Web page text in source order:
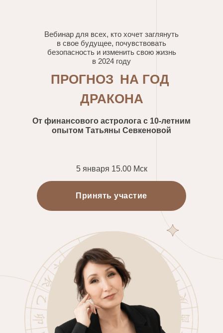
ПРОГНОЗ НА ГОД
ДРАКОНА
Вебинар для всех, кто хочет заглянуть
в свое будущее, почувствовать
безопасность и изменить свою жизнь
в 2024 году
От финансового астролога с 10-летним
опытом Татьяны Севкеновой
5 января 15.00 Мск
Принять участие